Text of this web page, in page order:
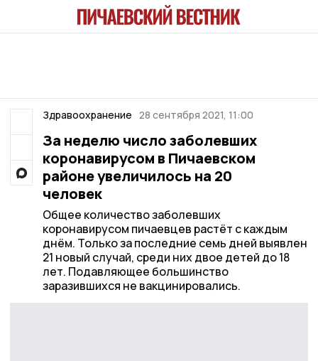
Здравоохранение 28 сентября 2021, 11:00
За неделю число заболевших
коронавирусом в Пичаевском
районе увеличилось на 20
человек
Общее количество заболевших
коронавирусом пичаевцев растёт с каждым
днём. Только за последние семь дней выявлен
21 новый случай, среди них двое детей до 18
лет. Подавляющее большинство
заразившихся не вакцинировались.